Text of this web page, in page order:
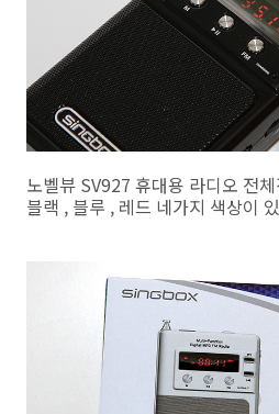
노벨뷰 SV927 휴대용 라디오 전
블랙 , 블루 , 레드 네가지 색상이